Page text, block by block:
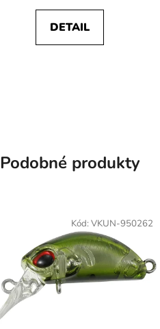
DETAIL
Podobné produkty
Kód: VKUN-950262